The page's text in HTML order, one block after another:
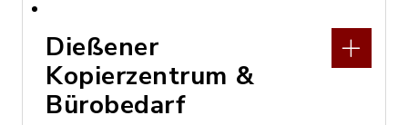
Dießener
Kopierzentrum &
Bürobedarf